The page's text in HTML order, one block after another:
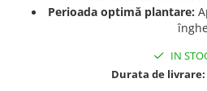
Perioada optimă plantare:
IN
Durata de livrare: